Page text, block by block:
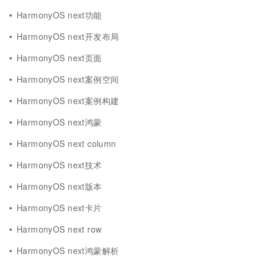
HarmonyOS next功能
HarmonyOS next开发布局
HarmonyOS next页面
HarmonyOS next案例空间
HarmonyOS next案例构建
HarmonyOS next鸿蒙
HarmonyOS next column
HarmonyOS next技术
HarmonyOS next版本
HarmonyOS next卡片
HarmonyOS next row
HarmonyOS next鸿蒙解析